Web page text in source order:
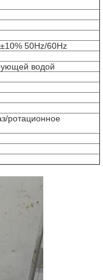
50Hz/60Hz
водой
ротационное